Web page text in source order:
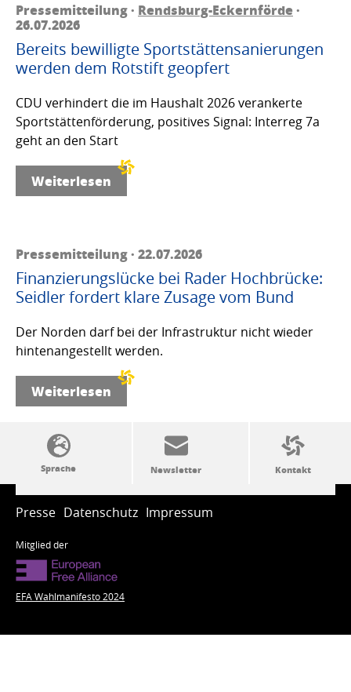
Pressemitteilung · Rendsburg-Eckernförde·
26.07.2026
Bereits bewilligte Sportstättensanierungen
werden dem Rotstift geopfert
CDU verhindert die im Haushalt 2026 verankerte
Sportstättenförderung, positives Signal: Interreg 7a
geht an den Start
Weiterlesen
Pressemitteilung · 22.07.2026
Finanzierungslücke bei Rader Hochbrücke:
Seidler fordert klare Zusage vom Bund
Der Norden darf bei der Infrastruktur nicht wieder
hintenangestellt werden.
Weiterlesen
SSW-Politik von A bis Z
Presse Datenschutz Impressum
Mitglied der
EFA Wahlmanifesto 2024